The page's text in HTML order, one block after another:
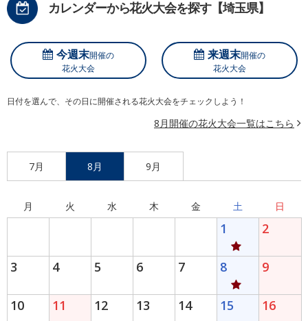
カレンダーから花火大会を探す【埼玉県】
今週末開催の
花火大会
来週末開催の
花火大会
日付を選んで、その日に開催される花火大会をチェックしよう！
8月開催の花火大会一覧はこちら
7月 8月 9月
月 火 水 木 金 土 日
1 2
3 4 5 6 7 8 9
10 11 12 13 14 15 16